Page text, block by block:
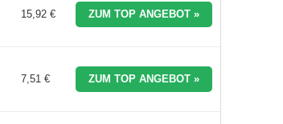
15,92 € ZUM TOP ANGEBOT »
7,51 € ZUM TOP ANGEBOT »